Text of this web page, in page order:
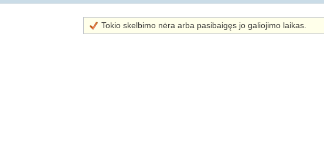
Tokio skelbimo nėra arba pasibaigęs jo galiojimo laikas.